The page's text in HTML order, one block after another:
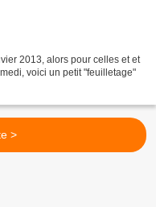
2013, alors pour celles et et
voici un petit "feuilletage"
>